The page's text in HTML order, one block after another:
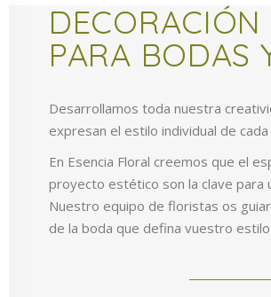
PARA BODAS
Desarrollamos toda nuestra
expresan el estilo individual de
En Esencia Floral creemos que el
proyecto estético son la clave para
Nuestro equipo de floristas os
de la boda que defina vuestro